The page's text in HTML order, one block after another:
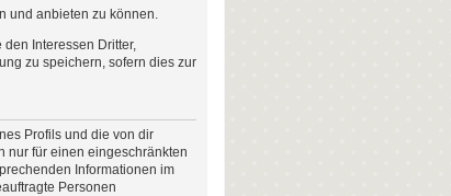
und anbieten zu können.
Interessen Dritter,
zu speichern, sofern dies zur
Profils und die von dir
nur für einen eingeschränkten
Informationen im
Personen